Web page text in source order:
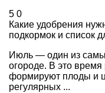
5 0
Какие удобрения
подкормок и список
Июль — один из
огороде. В это время
формируют плоды и
регулярных ...